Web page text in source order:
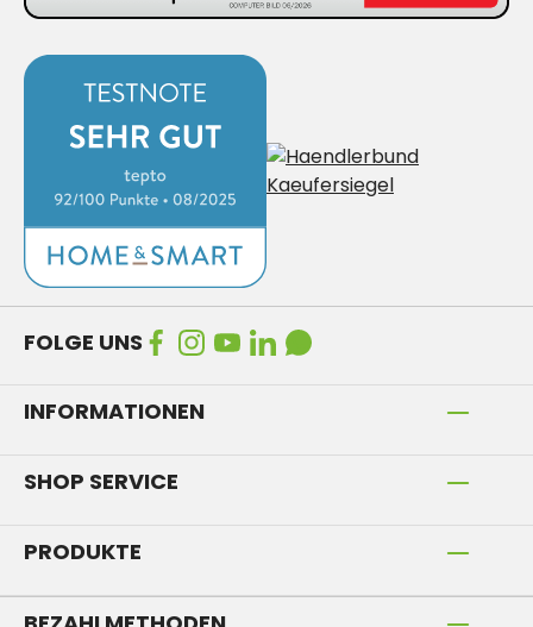
FOLGE UNS
INFORMATIONEN
SHOP SERVICE
PRODUKTE